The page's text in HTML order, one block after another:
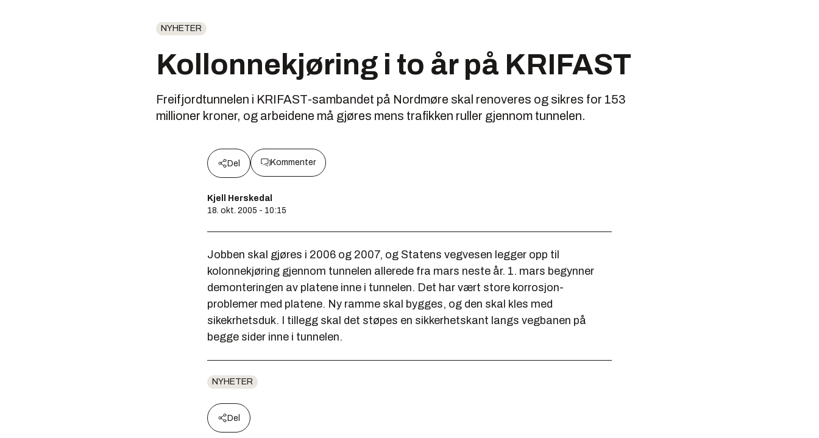
NYHETER
Kollonnekjøring i to år på KRIFAST
Freifjordtunnelen i KRIFAST-sambandet på Nordmøre skal renoveres og sikres for 153
millioner kroner, og arbeidene må gjøres mens trafikken ruller gjennom tunnelen.
Del Kommenter
Kjell Herskedal
18. okt. 2005 - 10:15
Jobben skal gjøres i 2006 og 2007, og Statens vegvesen legger opp til
kolonnekjøring gjennom tunnelen allerede fra mars neste år. 1. mars begynner
demonteringen av platene inne i tunnelen. Det har vært store korrosjon-
problemer med platene. Ny ramme skal bygges, og den skal kles med
sikekrhetsduk. I tillegg skal det støpes en sikkerhetskant langs vegbanen på
begge sider inne i tunnelen.
NYHETER
Del